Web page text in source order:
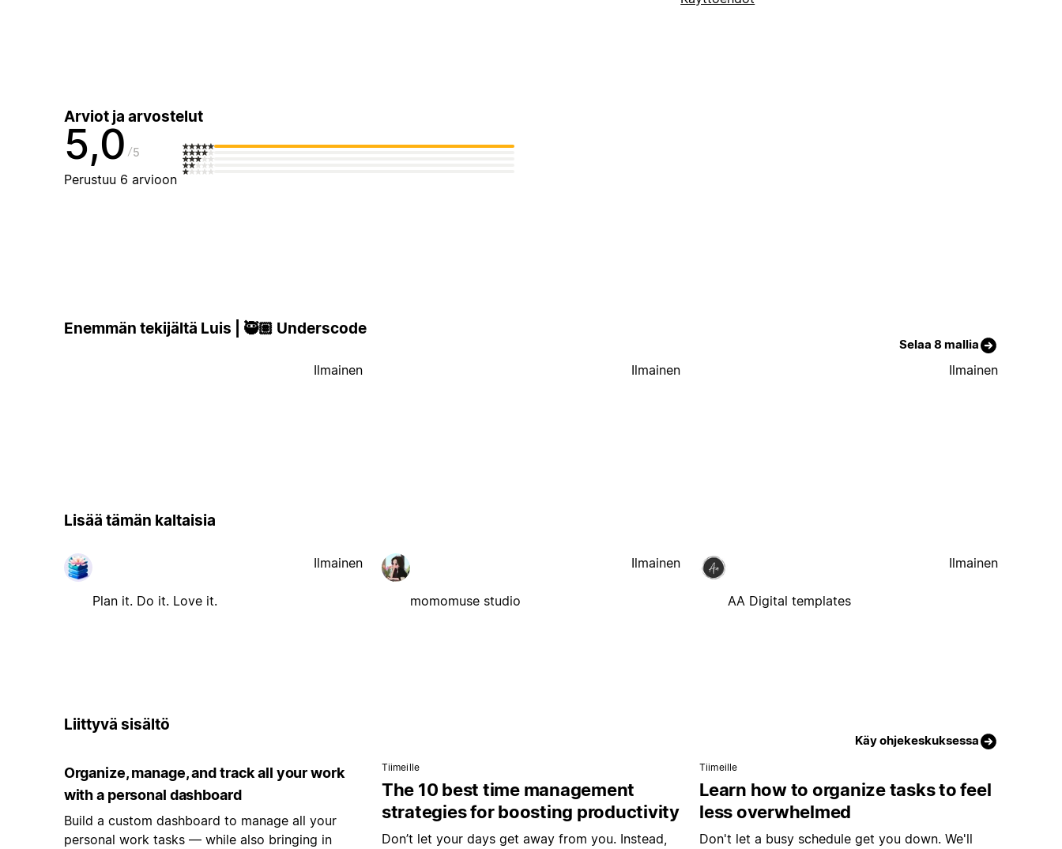
Arviot ja arvostelut
5,0 5
Perustuu 6 arvioon
Enemmän tekijältä Luis | 🥷🏽 Underscode
Selaa 8 mallia
Ilmainen Ilmainen Ilmainen
Lisää tämän kaltaisia
Plan it. Do it. Love it.
Ilmainen
momomuse studio
Ilmainen
AA Digital templates
Ilmainen
Liittyvä sisältö
Käy ohjekeskuksessa
Organize, manage, and track all your work
with a personal dashboard
Build a custom dashboard to manage all your
personal work tasks — while also bringing in
Tiimeille
The 10 best time management
strategies for boosting productivity
Don’t let your days get away from you. Instead,
Tiimeille
Learn how to organize tasks to feel
less overwhelmed
Don't let a busy schedule get you down. We'll